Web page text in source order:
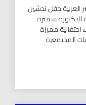
حفل تدشين
الدكتورة سميرة
مميزة
المجتمعية